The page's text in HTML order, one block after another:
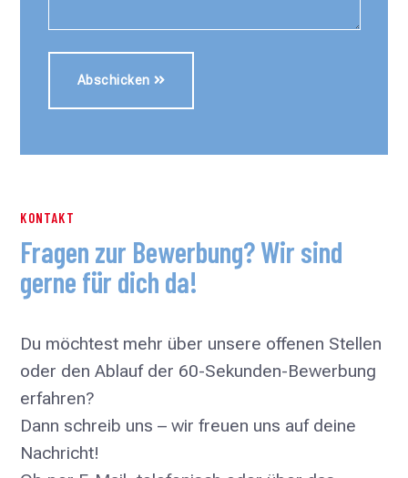
Abschicken
KONTAKT
Fragen zur Bewerbung? Wir sind
gerne für dich da!
Du möchtest mehr über unsere offenen Stellen
oder den Ablauf der 60-Sekunden-Bewerbung
erfahren?
Dann schreib uns – wir freuen uns auf deine
Nachricht!